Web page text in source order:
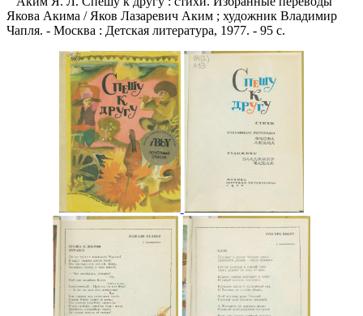
Якова Акима / Яков Лазаревич Аким ; художник Владимир
Чапля. - Москва : Детская литература, 1977. - 95 с.